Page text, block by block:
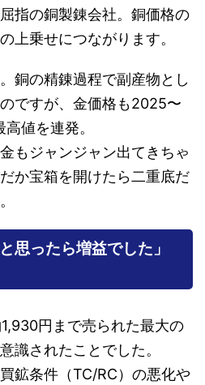
指の銅製錬会社。銅価格の
上乗せにつながります。
銅の精錬過程で副産物とし
ですが、金価格も2025〜
値を連発。
もジャンジャン出てきちゃ
か宝箱を開けたら二重底だ
ったら増益でした」
円まで売られた最大の
識されたことでした。
鉱条件（TC/RC）の悪化や